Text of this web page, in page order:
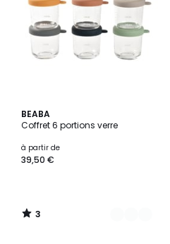
BEABA
Coffret 6 portions verre
à partir de
39,50 €
3
/
2
Couleurs
3
/